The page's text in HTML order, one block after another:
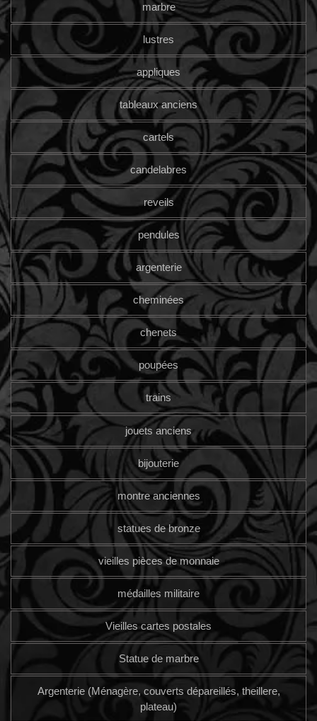
marbre
lustres
appliques
tableaux anciens
cartels
candelabres
reveils
pendules
argenterie
cheminées
chenets
poupées
trains
jouets anciens
bijouterie
montre anciennes
statues de bronze
vieilles pièces de monnaie
médailles militaire
Vieilles cartes postales
Statue de marbre
Argenterie (Ménagère, couverts dépareillés, theillere,
plateau)